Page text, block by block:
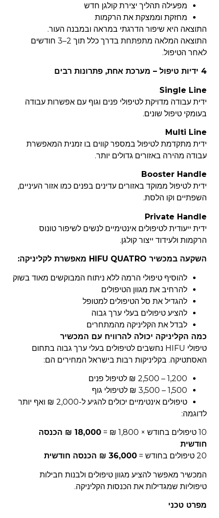
מפעילה תהליך יצירת קולגן חדש
מחזקת וממצקת את הרקמות
התוצאה היא שיפור הדרגתי במראה ובמבנה העור.
התוצאה המלאה מתפתחת בדרך כלל תוך
2–3 חודשים
לאחר הטיפול.
4 ידיות טיפול – מערכת אחת, פתרונות רבים
Single Line
ידית עבודה מדויקת לטיפולי פנים וגוף עם אפשרות עבודה
בעומקי טיפול שונים.
Multi Line
ידית מתקדמת לטיפול במספר קווים בו זמנית המאפשרת
עבודה מהירה באזורים גדולים יותר.
Booster Handle
ידית לטיפול ממוקד באזורים עדינים בפנים כמו אזור העיניים,
השפתיים וקו הלסת.
Private Handle
ידית ייעודית לטיפולים אינטימיים לנשים לשיפור טונוס
הרקמות ולעידוד ייצור קולגן.
השקעה במכשיר HIFU QUATRO מאפשרת לקליניקה:
להוסיף טיפולי הרמה ללא ניתוח המבוקשים מאוד בשוק
להרחיב את מגוון הטיפולים
להגדיל את סל הטיפולים למטופל
להציע טיפולים בעלי ערך גבוה
לבדל את הקליניקה מהמתחרים
כמה הקליניקה יכולה להרוויח עם המכשיר
טיפולי HIFU נחשבים לטיפולים בעלי ערך גבוה בתחום
האסתטיקה. בקליניקות רבות בישראל המחירים הם:
1,200 – 2,500 ₪ לטיפול פנים
1,500 – 3,500 ₪ לטיפולי גוף
טיפולים אינטימיים יכולים להגיע ל-2,000 ₪ ואף יותר
לדוגמה:
10 טיפולים בחודש × 1,800 ₪ =
18,000 ₪ הכנסה
חודשית
20 טיפולים בחודש
= 36,000 ₪ הכנסה חודשית
המכשיר מאפשר להציע מגוון טיפולים ולבנות חבילות
טיפוליות שמגדילות את הכנסות הקליניקה.
מפרט טכני